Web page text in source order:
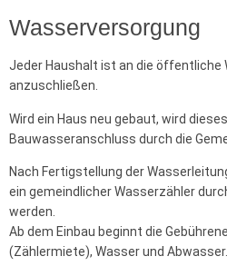
Wasserversorgung
Jeder Haushalt ist an die öffentliche
anzuschließen.
Wird ein Haus neu gebaut, wird
Bauwasseranschluss durch die
Nach Fertigstellung der
ein gemeindlicher Wasserzähler
werden.
Ab dem Einbau beginnt die
(Zählermiete), Wasser und Abwasser.